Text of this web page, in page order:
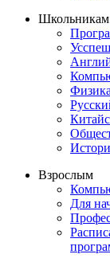
Школьникам
Взрослым
Для